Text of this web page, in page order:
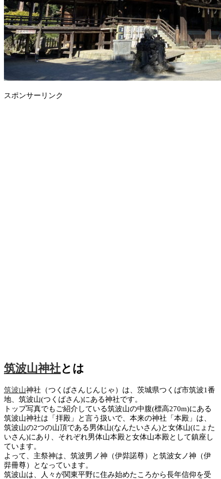
スポンサーリンク
筑波山神社とは
筑波山神社（つくばさんじんじゃ）は、茨城県つくば市筑波1番
地、筑波山(つくばさん)にある神社です。
トップ写真でもご紹介している筑波山の中腹(標高270m)にある
筑波山神社は「拝殿」と言う扱いで、本来の神社「本殿」は、
筑波山の2つの山頂である男体山(なんたいさん)と女体山(にょた
いさん)にあり、それぞれ男体山本殿と女体山本殿として鎮座し
ています。
よって、主祭神は、筑波男ノ神（伊弉諾尊）と筑波女ノ神（伊
弉冊尊）となっています。
筑波山は、人々が関東平野に住み始めたころから長年信仰を受